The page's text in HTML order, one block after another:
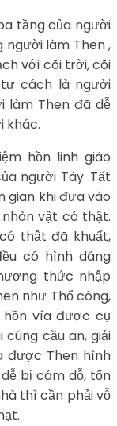
tầng của người
người làm Then ,
với cõi trời, cõi
cách là người
làm Then đã dễ
khác.
hồn linh giáo
người Tày. Tất
gian khi đưa vào
vật có thật.
thật đã khuất,
có hình dáng
thức nhập
như Thổ công,
hồn vía được cụ
cầu an, giải
được Then hình
bị cám dỗ, tổn
thì cần phải vỗ